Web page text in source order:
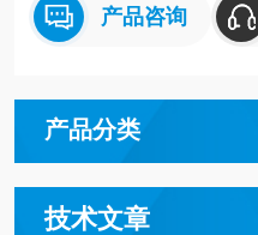
产品咨询
产品分类
技术文章